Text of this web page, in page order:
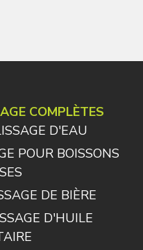
COMPLÈTES
D'EAU
POUR BOISSONS
DE BIÈRE
D'HUILE